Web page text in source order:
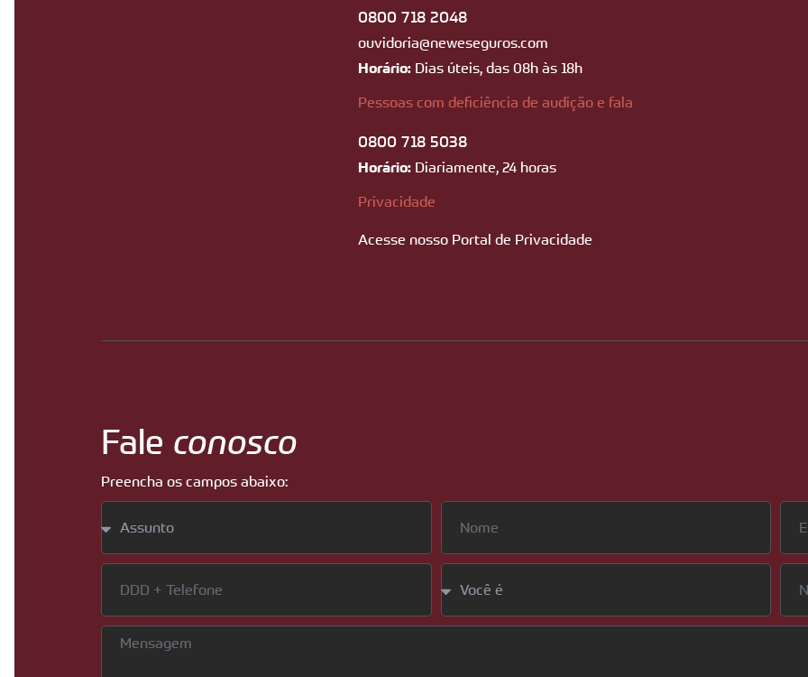
0800 718 2048
ouvidoria@neweseguros.com
Horário: Dias úteis, das 08h às 18h
Pessoas com deficiência de audição e fala
0800 718 5038
Horário: Diariamente, 24 horas
Privacidade
Acesse nosso Portal de Privacidade
Fale conosco
Preencha os campos abaixo: